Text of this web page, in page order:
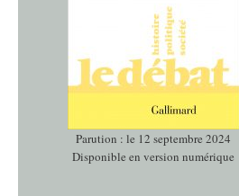
Parution : le 12 septembre 2024
Disponible en version numérique